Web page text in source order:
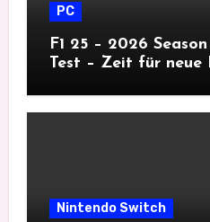
PC
F1 25 – 2026
Test – Zeit für neue
Nintendo Switch